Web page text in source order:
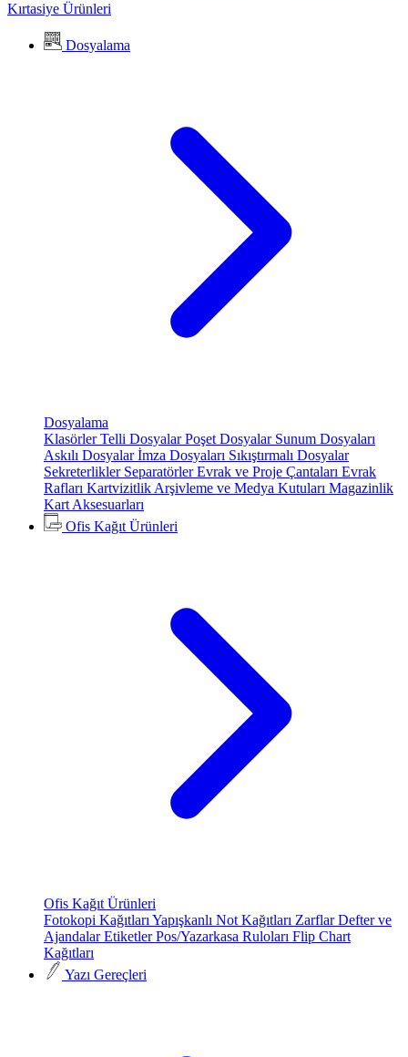
Kırtasiye Ürünleri
Dosyalama
Dosyalama
KlasörlerTelli DosyalarPoşet Dosyalar Sunum Dosyaları
Askılı Dosyalarİmza Dosyaları Sıkıştırmalı Dosyalar
Sekreterlikler SeparatörlerEvrak ve Proje Çantaları Evrak
Rafları Kartvizitlik Arşivleme ve Medya Kutuları Magazinlik
Kart Aksesuarları
Ofis Kağıt Ürünleri
Ofis Kağıt Ürünleri
Fotokopi Kağıtları Yapışkanlı Not Kağıtları ZarflarDefter ve
AjandalarEtiketlerPos/Yazarkasa Ruloları Flip Chart
Kağıtları
Yazı Gereçleri